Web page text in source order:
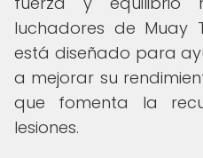
luchadores de Muay
está diseñado para
a mejorar su
que fomenta la
lesiones.